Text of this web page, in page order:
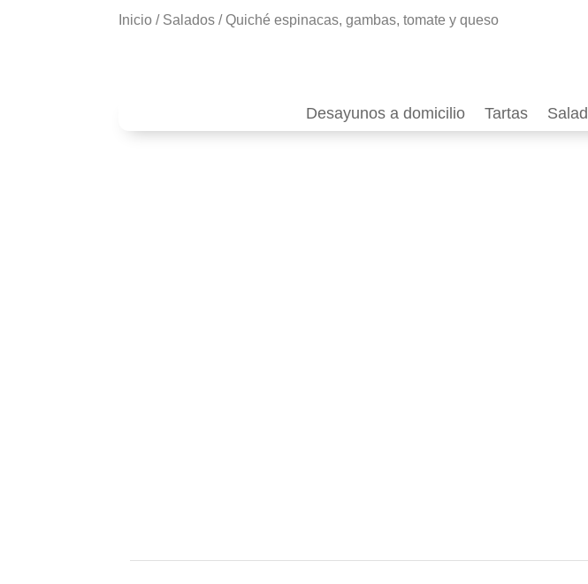
Inicio / Salados / Quiché espinacas, gambas, tomate y queso
Desayunos a domicilio Tartas